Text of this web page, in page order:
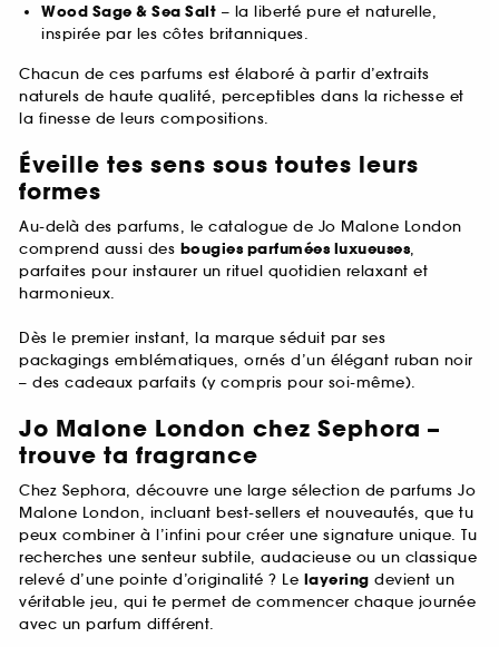
Wood Sage & Sea Salt – la liberté pure et naturelle,
inspirée par les côtes britanniques.
Chacun de ces parfums est élaboré à partir d’extraits
naturels de haute qualité, perceptibles dans la richesse et
la finesse de leurs compositions.
Éveille tes sens sous toutes leurs
formes
Au-delà des parfums, le catalogue de Jo Malone London
comprend aussi des bougies parfumées luxueuses,
parfaites pour instaurer un rituel quotidien relaxant et
harmonieux.
Dès le premier instant, la marque séduit par ses
packagings emblématiques, ornés d’un élégant ruban noir
– des cadeaux parfaits (y compris pour soi-même).
Jo Malone London chez Sephora –
trouve ta fragrance
Chez Sephora, découvre une large sélection de parfums Jo
Malone London, incluant best-sellers et nouveautés, que tu
peux combiner à l’infini pour créer une signature unique. Tu
recherches une senteur subtile, audacieuse ou un classique
relevé d’une pointe d’originalité ? Le layering devient un
véritable jeu, qui te permet de commencer chaque journée
avec un parfum différent.